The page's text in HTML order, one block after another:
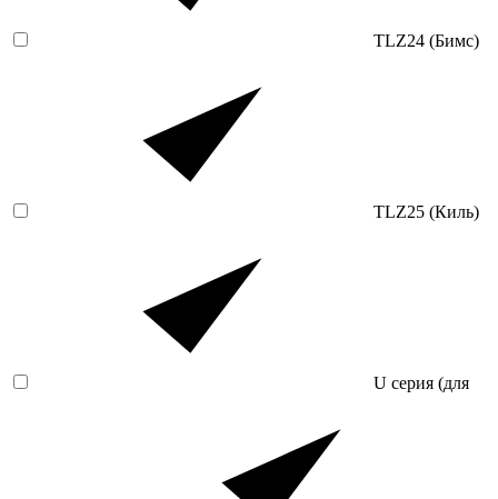
TLZ24 (Бимс)
TLZ25 (Киль)
U серия (для